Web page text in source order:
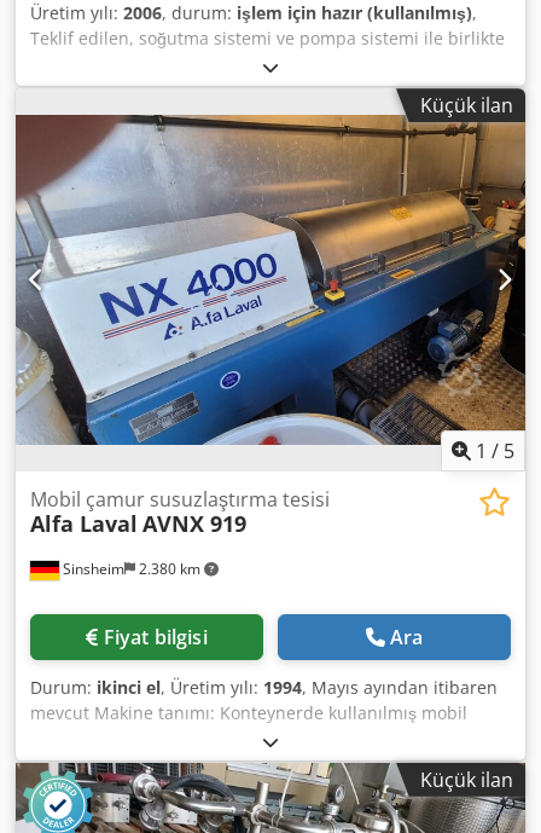
Üretim yılı: 2006, durum: işlem için hazır (kullanılmış),
Teklif edilen, soğutma sistemi ve pompa sistemi ile birlikte
Ruma temizlik santrifüj tesisidir; soğutma yağları, taşlama
yağları, emülsiyonlar, yıkama suyu ve proses sıvılarının
temizliği için uygundur. Maksimum ulaşılabilir temizlik
düzeyi: yaklaşık 1 µm, uygun ortamlar: yağlar,
emülsiyonlar, soğutma yağları, yıkama suları, proses
sıvıları, maksimum rotor devir sayısı: 3.620 d/dak, rotor
çapı: 310 mm, maksimum katı madde miktarı: 12 kg, ana
motor gücü: 2,2 kW, filtre yardımcı malzemesi: gerekmez,
ayırma prensibi: merkezkaç kuvvetiyle katı-sıvı ayrımı.
Makine ağırlığı: 400 kg. Dokümantasyon mevcut. Önceden
anlaşarak yerinde inceleme mümkündür. Crsdpfxezhb E Ie
Ag Uef
Küçük ilan
1 / 5
Sinsheim 2.380 km
Mobil çamur susuzlaştırma tesisi
Alfa Laval AVNX 919
Fiyat bilgisi Ara
Durum: ikinci el, Üretim yılı: 1994, Mayıs ayından itibaren
mevcut Makine tanımı: Konteynerde kullanılmış mobil
çamur susuzlaştırma tesisi Üretici: Alfa Laval Tip: AVNX 919
Üretim yılı: 1994 Maks. tambur devir hızı: 3.250 d/dk
Malzeme: Paslanmaz çelik Tambur iç çapı: 353 / 202 mm
Csdpoyxl R Eefx Ag Ujrf İzin verilen çökelti yoğunluğu: 1,2
Küçük ilan